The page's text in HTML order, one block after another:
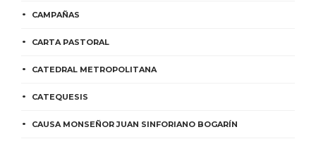
CAMPAÑAS
CARTA PASTORAL
CATEDRAL METROPOLITANA
CATEQUESIS
CAUSA MONSEÑOR JUAN SINFORIANO BOGARÍN